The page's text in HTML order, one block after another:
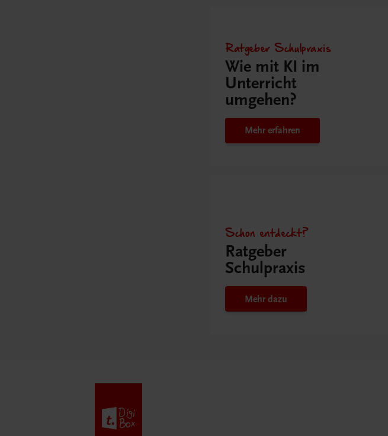
Ratgeber Schulpraxis
Wie mit KI im
Unterricht
umgehen?
Mehr erfahren
Schon entdeckt?
Ratgeber
Schulpraxis
Mehr dazu